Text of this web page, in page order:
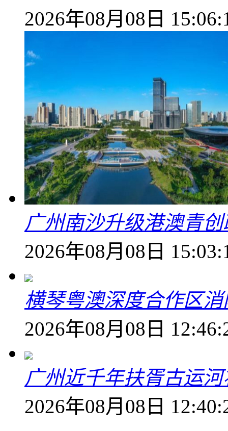
2026年08月08日
广州南沙升级港澳青
2026年08月08日
横琴粤澳深度合作区
2026年08月08日
广州近千年扶胥古运
2026年08月08日